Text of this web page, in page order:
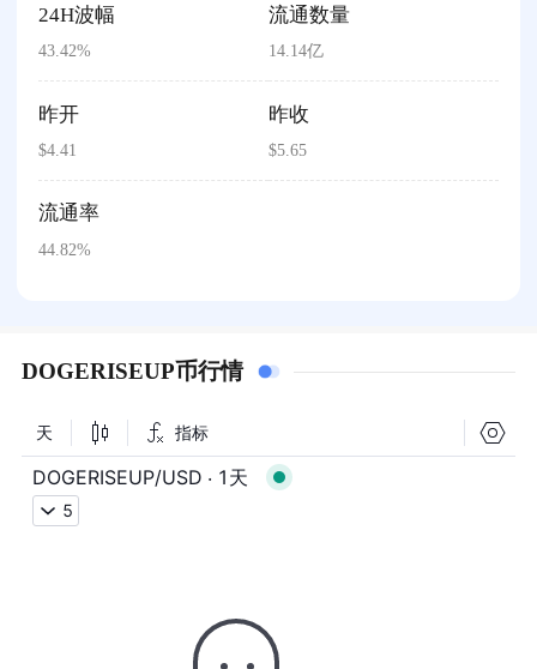
24H波幅
43.42%
流通数量
14.14亿
昨开
$4.41
昨收
$5.65
流通率
44.82%
DOGERISEUP币行情